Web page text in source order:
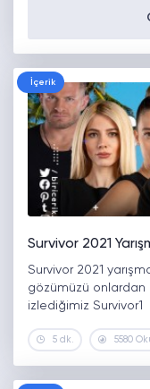
İçerik
Survivor 2021
Survivor 2021
gözümüzü onlardan
izlediğimiz Survivor1
5 dk. 5580